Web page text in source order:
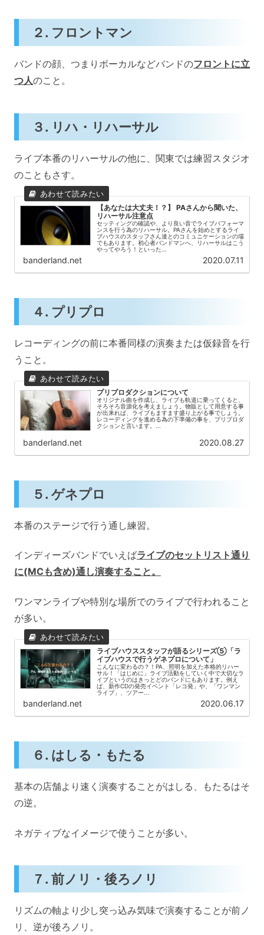
２. フロントマン
バンドの顔、つまりボーカルなどバンドのフロントに立
つ人のこと。
３. リハ・リハーサル
ライブ本番のリハーサルの他に、関東では練習スタジオ
のこともさす。
【あなたは大丈夫！？】 PAさんから聞いた、
リハーサル注意点
セッティングの確認や、より良い音でライブパフォーマ
ンスを行う為のリハーサル。PAさんを始めとするライ
ブハウスのスタッフさん達とのコミュニケーションの場
でもあります。初心者バンドマンへ、リハーサルはこう
やってやろう！といった...
banderland.net 2020.07.11
４. プリプロ
レコーディングの前に本番同様の演奏または仮録音を行
うこと。
プリプロダクションについて
オリジナル曲を作成し、ライブも軌道に乗ってくると、
そろそろ音源化を考えましょう。物販として用意する事
が出来れば、ライブもますます盛り上がる事でしょう。
レコーディングを進める為の下準備の事を、プリプロダ
クションと言います。...
banderland.net 2020.08.27
５. ゲネプロ
本番のステージで行う通し練習。
インディーズバンドでいえばライブのセットリスト通り
に(MCも含め)通し演奏すること。
ワンマンライブや特別な場所でのライブで行われること
が多い。
ライブハウススタッフが語るシリーズ⑤「ラ
イブハウスで行うゲネプロについて」
こんなに変わるの？！PA、照明を加えた本格的リハー
サル！「はじめに」ライブ活動をしていく中で大切なラ
イブというのはきっとどのバンドにもあります。例え
ば、新作CDの発売イベント「レコ発」や、「ワンマン
ライブ」、ツアー...
banderland.net 2020.06.17
６. はしる・もたる
基本の店舗より速く演奏することがはしる、もたるはそ
の逆。
ネガティブなイメージで使うことが多い。
７. 前ノリ・後ろノリ
リズムの軸より少し突っ込み気味で演奏することが前ノ
リ、逆が後ろノリ。